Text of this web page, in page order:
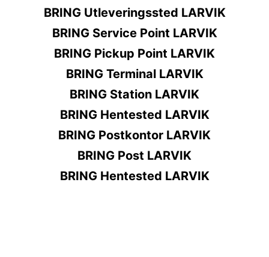
BRING Utleveringssted LARVIK
BRING Service Point LARVIK
BRING Pickup Point LARVIK
BRING Terminal LARVIK
BRING Station LARVIK
BRING Hentested LARVIK
BRING Postkontor LARVIK
BRING Post LARVIK
BRING Hentested LARVIK